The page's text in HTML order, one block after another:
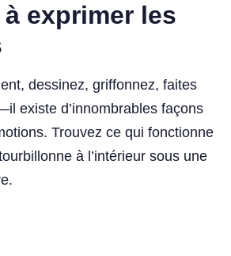
exprimer les
dessinez, griffonnez, faites
existe d’innombrables façons
Trouvez ce qui fonctionne
à l’intérieur sous une